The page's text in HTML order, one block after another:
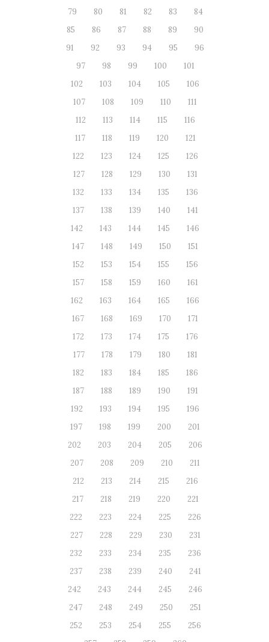
79
80 81 82 83
84
85
86 87 88 89
90
91
92 93 94 95
96
97
98 99 100
101
102
103 104 105
106
107
108 109 110
111
112
113 114 115
116
117
118 119 120
121
122
123 124 125
126
127
128 129 130
131
132
133 134 135
136
137
138 139 140
141
142
143 144 145
146
147
148 149 150
151
152
153 154 155
156
157
158 159 160
161
162
163 164 165
166
167
168 169 170
171
172
173 174 175
176
177
178 179 180
181
182
183 184 185
186
187
188 189 190
191
192
193 194 195
196
197
198 199 200
201
202
203 204 205
206
207
208 209 210
211
212
213 214 215
216
217
218 219 220
221
222
223 224 225
226
227
228 229 230
231
232
233 234 235
236
237
238 239 240
241
242
243 244 245
246
247
248 249 250
251
252
253 254 255
256